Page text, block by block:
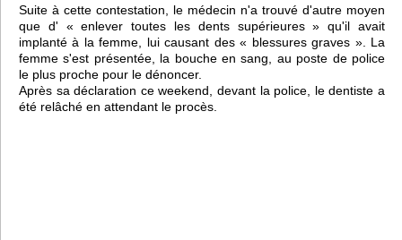
Suite à cette contestation, le médecin n'a trouvé d'autre moyen
que d' « enlever toutes les dents supérieures » qu'il avait
implanté à la femme, lui causant des « blessures graves ». La
femme s'est présentée, la bouche en sang, au poste de police
le plus proche pour le dénoncer.
Après sa déclaration ce weekend, devant la police, le dentiste a
été relâché en attendant le procès.